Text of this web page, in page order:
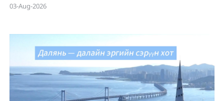
03-Aug-2026